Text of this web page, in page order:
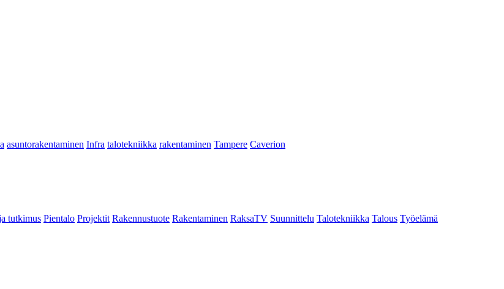
asuntorakentaminen Infra talotekniikka rakentaminen Tampere Caverion
tutkimus Pientalo Projektit Rakennustuote Rakentaminen RaksaTV Suunnittelu Talotekniikka Talous Työelämä